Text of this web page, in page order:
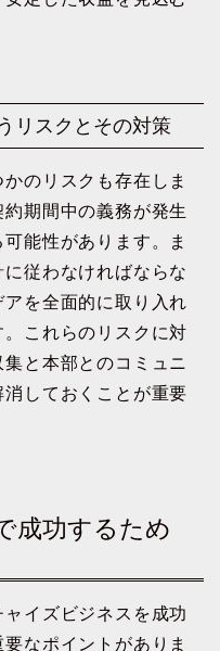
リスクとその対策
のリスクも存在しま
期間中の義務が発生
能性があります。ま
従わなければならな
を全面的に取り入れ
これらのリスクに対
と本部とのコミュニ
しておくことが重要
成功するため
イズビジネスを成功
なポイントがありま